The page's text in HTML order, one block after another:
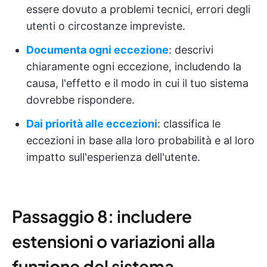
essere dovuto a problemi tecnici, errori degli
utenti o circostanze impreviste.
Documenta ogni eccezione: descrivi
chiaramente ogni eccezione, includendo la
causa, l'effetto e il modo in cui il tuo sistema
dovrebbe rispondere.
Dai priorità alle eccezioni: classifica le
eccezioni in base alla loro probabilità e al loro
impatto sull'esperienza dell'utente.
Passaggio 8: includere
estensioni o variazioni alla